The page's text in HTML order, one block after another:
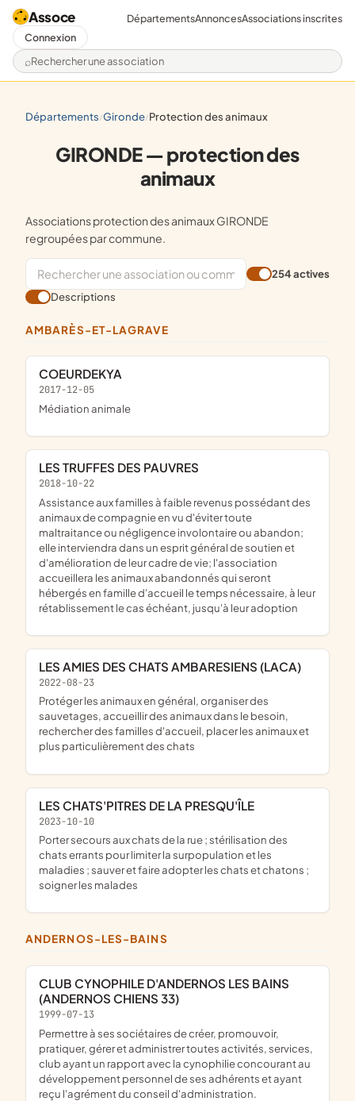
Assoce
Rechercher une association
DépartementsAnnoncesAssociations inscrites
Connexion
départements/ gironde/ protection des animaux
GIRONDE — protection des
animaux
Associations protection des animaux GIRONDE
regroupées par commune.
254 actives
Descriptions
AMBARÈS-ET-LAGRAVE
COEURDEKYA
2017-12-05
médiation animale
LES TRUFFES DES PAUVRES
2018-10-22
assistance aux familles à faible revenus possédant des
animaux de compagnie en vu d'éviter toute
maltraitance ou négligence involontaire ou abandon;
elle interviendra dans un esprit général de soutien et
d'amélioration de leur cadre de vie; l'association
accueillera les animaux abandonnés qui seront
hébergés en famille d'accueil le temps nécessaire, à leur
rétablissement le cas échéant, jusqu'à leur adoption
LES AMIES DES CHATS AMBARESIENS (LACA)
2022-08-23
protéger les animaux en général, organiser des
sauvetages, accueillir des animaux dans le besoin,
rechercher des familles d'accueil, placer les animaux et
plus particulièrement des chats
LES CHATS'PITRES DE LA PRESQU'ÎLE
2023-10-10
porter secours aux chats de la rue ; stérilisation des
chats errants pour limiter la surpopulation et les
maladies ; sauver et faire adopter les chats et chatons ;
soigner les malades
ANDERNOS-LES-BAINS
CLUB CYNOPHILE D'ANDERNOS LES BAINS
(ANDERNOS CHIENS 33)
1999-07-13
Permettre à ses sociétaires de créer, promouvoir,
pratiquer, gérer et administrer toutes activités, services,
club ayant un rapport avec la cynophilie concourant au
développement personnel de ses adhérents et ayant
reçu l'agrément du conseil d'administration.